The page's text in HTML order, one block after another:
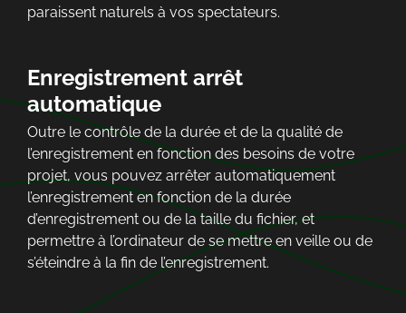
paraissent naturels à vos spectateurs.
Enregistrement arrêt
automatique
Outre le contrôle de la durée et de la qualité de
l’enregistrement en fonction des besoins de votre
projet, vous pouvez arrêter automatiquement
l’enregistrement en fonction de la durée
d’enregistrement ou de la taille du fichier, et
permettre à l’ordinateur de se mettre en veille ou de
s’éteindre à la fin de l’enregistrement.